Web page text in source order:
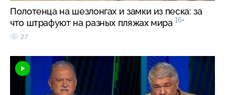
Полотенца на шезлонгах и замки из песка: за
что штрафуют на разных пляжах мира 16+
27